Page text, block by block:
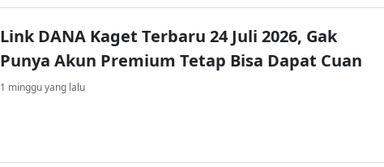
Link DANA Kaget Terbaru 24 Juli 2026, Gak
Punya Akun Premium Tetap Bisa Dapat Cuan
1 minggu yang lalu